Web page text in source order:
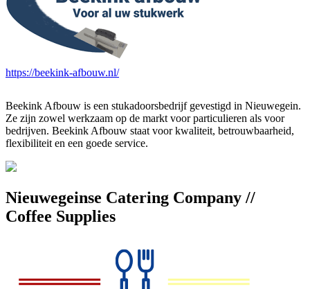
https://beekink-afbouw.nl/
Beekink Afbouw is een stukadoorsbedrijf gevestigd in Nieuwegein.
Ze zijn zowel werkzaam op de markt voor particulieren als voor
bedrijven. Beekink Afbouw staat voor kwaliteit, betrouwbaarheid,
flexibiliteit en een goede service.
Nieuwegeinse Catering Company //
Coffee Supplies